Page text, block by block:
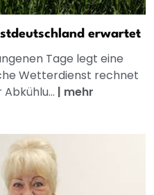
erwartet
Tage legt eine
Wetterdienst rechnet
| mehr